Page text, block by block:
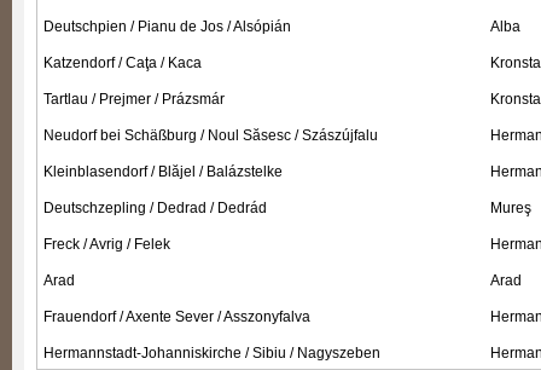
Deutschpien / Pianu de Jos / Alsópián Alba
Katzendorf / Caţa / Kaca
Tartlau / Prejmer / Prázsmár
Neudorf bei Schäßburg / Noul Săsesc / Szászújfalu
Kleinblasendorf / Blăjel / Balázstelke
Deutschzepling / Dedrad / Dedrád Mureş
Freck / Avrig / Felek
Arad Arad
Frauendorf / Axente Sever / Asszonyfalva
Hermannstadt-Johanniskirche / Sibiu / Nagyszeben